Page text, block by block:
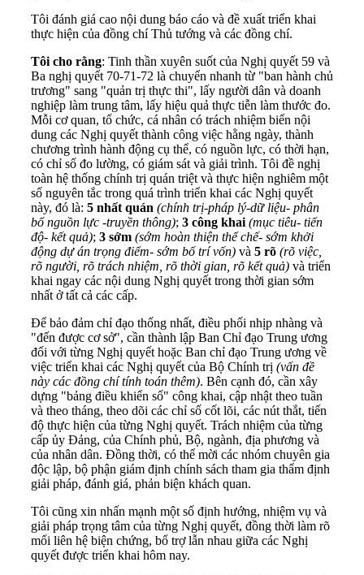
Tôi đánh giá cao nội dung báo cáo và đề xuất triển khai
thực hiện của đồng chí Thủ tướng và các đồng chí.
Tôi cho rằng: Tinh thần xuyên suốt của Nghị quyết 59 và
Ba nghị quyết 70-71-72 là chuyển nhanh từ "ban hành chủ
trương" sang "quản trị thực thi", lấy người dân và doanh
nghiệp làm trung tâm, lấy hiệu quả thực tiễn làm thước đo.
Mỗi cơ quan, tổ chức, cá nhân có trách nhiệm biến nội
dung các Nghị quyết thành công việc hằng ngày, thành
chương trình hành động cụ thể, có nguồn lực, có thời hạn,
có chỉ số đo lường, có giám sát và giải trình. Tôi đề nghị
toàn hệ thống chính trị quán triệt và thực hiện nghiêm một
số nguyên tắc trong quá trình triển khai các Nghị quyết
này, đó là: 5 nhất quán (chính trị-pháp lý-dữ liệu- phân
bổ nguồn lực -truyền thông); 3 công khai(mục tiêu- tiến
độ- kết quả); 3 sớm (sớm hoàn thiện thể chế- sớm khởi
động dự án trọng điểm- sớm bố trí vốn) và 5 rõ (rõ việc,
rõ người, rõ trách nhiệm, rõ thời gian, rõ kết quả) và triển
khai ngay các nội dung Nghị quyết trong thời gian sớm
nhất ở tất cả các cấp.
Để bảo đảm chỉ đạo thống nhất, điều phối nhịp nhàng và
"đến được cơ sở", cần thành lập Ban Chỉ đạo Trung ương
đối với từng Nghị quyết hoặc Ban chỉ đạo Trung ương về
việc triển khai các Nghị quyết của Bộ Chính trị (vấn đề
này các đồng chí tính toán thêm). Bên cạnh đó, cần xây
dựng "bảng điều khiển số" công khai, cập nhật theo tuần
và theo tháng, theo dõi các chỉ số cốt lõi, các nút thắt, tiến
độ thực hiện của từng Nghị quyết. Trách nhiệm của từng
cấp ủy Đảng, của Chính phủ, Bộ, ngành, địa phương và
của nhân dân. Đồng thời, có thể mời các nhóm chuyên gia
độc lập, bộ phận giám định chính sách tham gia thẩm định
giải pháp, đánh giá, phản biện khách quan.
Tôi cũng xin nhấn mạnh một số định hướng, nhiệm vụ và
giải pháp trọng tâm của từng Nghị quyết, đồng thời làm rõ
mối liên hệ biện chứng, bổ trợ lẫn nhau giữa các Nghị
quyết được triển khai hôm nay.